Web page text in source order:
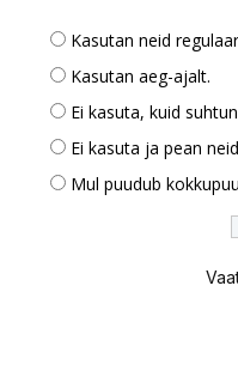
Kasutan neid
Kasutan aeg-ajalt.
Ei kasuta, kuid
Ei kasuta ja pean
Mul puudub